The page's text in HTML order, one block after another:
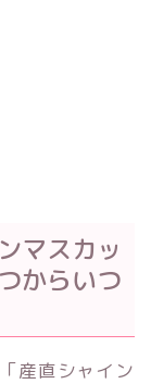
マスカッ
からいつ
産直シャイン